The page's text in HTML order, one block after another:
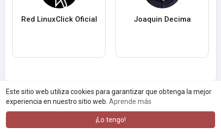
Este sitio web utiliza cookies para garantizar que obtenga la mejor
experiencia en nuestro sitio web. Aprende más
¡Lo tengo!
Red LinuxClick Oficial Joaquin Decima